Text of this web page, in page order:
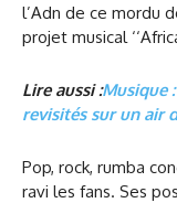
l’Adn de ce mordu
projet musical
Lire aussi :Musique
revisités sur un air
Pop, rock, rumba
ravi les fans. Ses